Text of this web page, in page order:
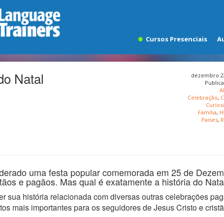
Cursos Presenciais
Natal
dezembro
Celebração,
Família,
Países,
uma festa popular comemorada em 25 de
e pagãos. Mas qual é exatamente a história do
sua história relacionada com diversas outras celebrações
mais importantes para os seguidores de Jesus Cristo e